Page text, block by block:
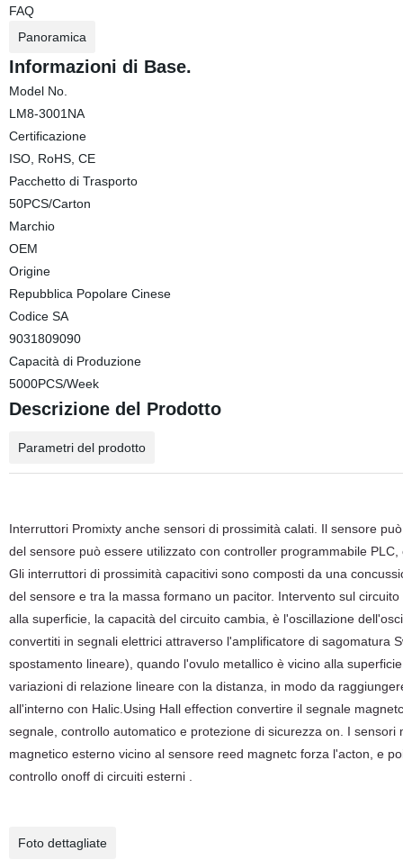
FAQ
Panoramica
Informazioni di Base.
Model No.
LM8-3001NA
Certificazione
ISO, RoHS, CE
Pacchetto di Trasporto
50PCS/Carton
Marchio
OEM
Origine
Repubblica Popolare Cinese
Codice SA
9031809090
Capacità di Produzione
5000PCS/Week
Descrizione del Prodotto
Parametri del prodotto
Interruttori Promixtyanchesensori di prossimità calati. Il sensorepuò
del sensorepuòessere utilizzatocon controller programmabile PLC,
Gli interruttori di prossimità capacitivisono compostida una
del sensoreetra la massa formanoun pacitor. Intervento sul
alla superficie, la capacità del circuito cambia , èl'oscillazionedell'
convertitiin segnali elettriciattraversol'amplificatore di sagomatura
spostamento lineare) , quandol'ovulo metallicoè vicinoalla
variazioni di relazione linearecon la distanza , in mododa
all'internocon Halic. Using Halleffection convertireilsegnale magnetc
segnale, controllo automaticoeprotezione di sicurezza on
I sensori
magnetico esternovicinoalsensore reed magnetcforza l'acton , e
controllo onoffdicircuiti esterni.
Foto dettagliate